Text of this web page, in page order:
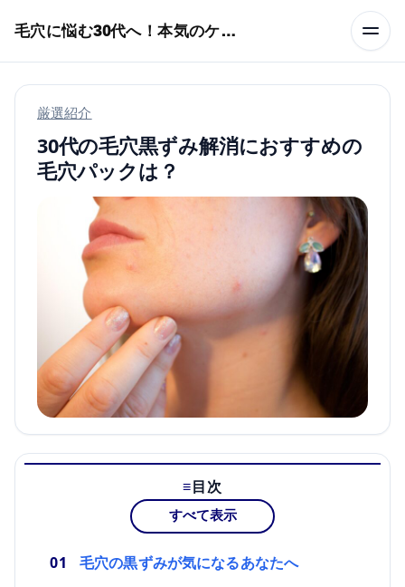
毛穴に悩む30代へ！本気のケア術特集
厳選紹介
30代の毛穴黒ずみ解消におすすめの
毛穴パックは？
目次
すべて表示
毛穴の黒ずみが気になるあなたへ